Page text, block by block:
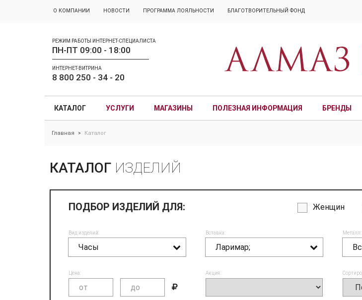
О КОМПАНИИ НОВОСТИ ПРОГРАММА ЛОЯЛЬНОСТИ БЛАГОТВОРИТЕЛЬНЫЙ ФОНД
РЕЖИМ РАБОТЫ ИНТЕРНЕТ-СПЕЦИАЛИСТА
ПН-ПТ 09:00 - 18:00
ИНТЕРНЕТ-ВИТРИНА
8 800 250 - 34 - 20
КАТАЛОГ УСЛУГИ МАГАЗИНЫ ПОЛЕЗНАЯ ИНФОРМАЦИЯ БРЕНДЫ
Главная > Каталог
КАТАЛОГ ИЗДЕЛИЙ
ПОДБОР ИЗДЕЛИЙ ДЛЯ: Женщин
Вид изделий:
Часы
Вставка:
Ларимар;
Металл:
Цена: Акция: